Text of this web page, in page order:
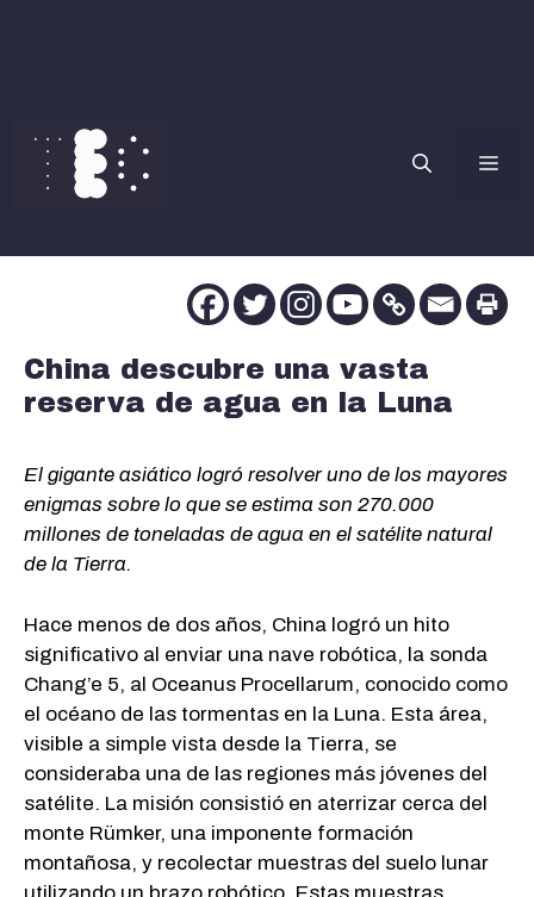
contenido
China descubre una vasta
reserva de agua en la Luna
El gigante asiático logró resolver uno de los mayores
enigmas sobre lo que se estima son 270.000
millones de toneladas de agua en el satélite natural
de la Tierra.
Hace menos de dos años, China logró un hito
significativo al enviar una nave robótica, la sonda
Chang’e 5, al Oceanus Procellarum, conocido como
el océano de las tormentas en la Luna. Esta área,
visible a simple vista desde la Tierra, se
consideraba una de las regiones más jóvenes del
satélite. La misión consistió en aterrizar cerca del
monte Rümker, una imponente formación
montañosa, y recolectar muestras del suelo lunar
utilizando un brazo robótico. Estas muestras